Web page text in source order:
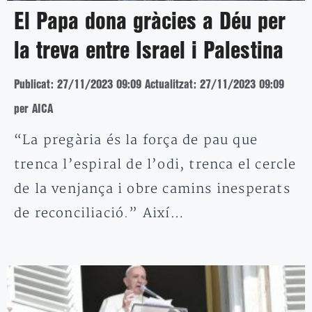
El Papa dona gràcies a Déu per
la treva entre Israel i Palestina
Publicat: 27/11/2023 09:09 Actualitzat: 27/11/2023 09:09
per AICA
“La pregària és la força de pau que
trenca l’espiral de l’odi, trenca el cercle
de la venjança i obre camins inesperats
de reconciliació.” Així…